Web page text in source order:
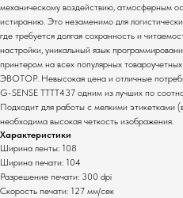
механическому воздействию, атмосферным
истиранию. Это незаменимо для
где требуется долгая сохранность и
настройки, уникальный язык
принтером на всех популярных
ЭВОТОР. Невысокая цена и отличные
G-SENSE TTTT437 одним из лучших по
Подходит для работы с мелкими этикетками
необходима высокая четкость изображения.
Характеристики
Ширина ленты: 108
Ширина печати: 104
Разрешение печати: 300 dpi
Скорость печати: 127 мм/сек
Комплекты
Контакты
Для ресторанов
Для магазинов
Для складов
Монтаж оборудования
Общая
О
Миссия
Настройка систем
обслуживание
Основные услуги